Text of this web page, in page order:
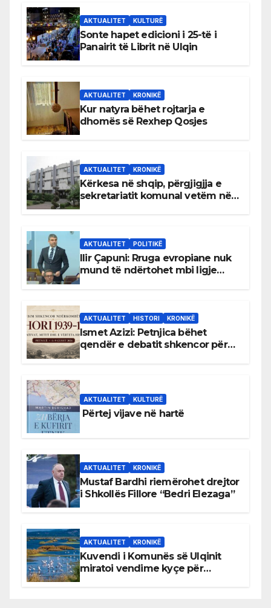
AKTUALITET KULTURË
Sonte hapet edicioni i 25-të i
Panairit të Librit në Ulqin
AKTUALITET KRONIKË
Kur natyra bëhet rojtarja e
dhomës së Rexhep Qosjes
AKTUALITET KRONIKË
Kërkesa në shqip, përgjigjja e
sekretariatit komunal vetëm në
AKTUALITET POLITIKË
Ilir Çapuni: Rruga evropiane nuk
mund të ndërtohet mbi ligje
AKTUALITET HISTORI KRONIKË
Ismet Azizi: Petnjica bëhet
qendër e debatit shkencor për
AKTUALITET KULTURË
Përtej vijave në hartë
AKTUALITET KRONIKË
Mustaf Bardhi riemërohet drejtor
i Shkollës Fillore “Bedri Elezaga”
AKTUALITET KRONIKË
Kuvendi i Komunës së Ulqinit
miratoi vendime kyçe për